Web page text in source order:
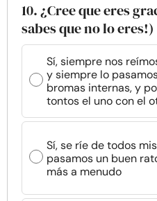
10. ¿Cree que eres
sabes que no lo eres!)
Sí, siempre nos
y siempre lo
bromas internas, y
tontos el uno con el
Sí, se ríe de todos
pasamos un buen
más a menudo